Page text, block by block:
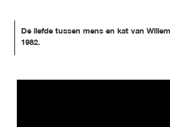
De liefde tussen mens en kat van
1982.